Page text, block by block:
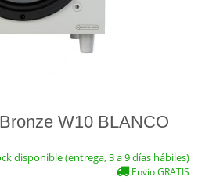
W10 BLANCO
disponible (entrega, 3 a 9 días hábiles)
Envío GRATIS